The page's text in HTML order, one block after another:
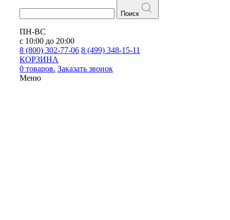
Поиск
ПН-ВС
с 10:00 до 20:00
8 (800) 302-77-06 8 (499) 348-15-11
КОРЗИНА
0 товаров. Заказать звонок
Меню